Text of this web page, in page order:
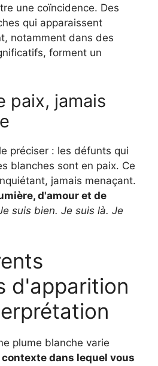
une coïncidence. Des
qui apparaissent
notamment dans des
forment un
paix, jamais
préciser : les défunts qui
blanches sont en paix. Ce
jamais menaçant.
d'amour et de
suis bien. Je suis là. Je
d'apparition
plume blanche varie
contexte dans lequel vous